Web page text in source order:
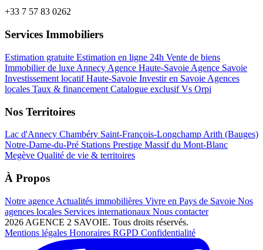
+33 7 57 83 0262
Services Immobiliers
Estimation gratuite Estimation en ligne 24h Vente de biens
Immobilier de luxe Annecy Agence Haute-Savoie Agence Savoie
Investissement locatif Haute-Savoie Investir en Savoie Agences
locales Taux & financement Catalogue exclusifVs Orpi
Nos Territoires
Lac d'Annecy Chambéry Saint-François-Longchamp Arith (Bauges)
Notre-Dame-du-Pré Stations Prestige Massif du Mont-Blanc
Megève Qualité de vie & territoires
À Propos
Notre agence Actualités immobilières Vivre en Pays de Savoie Nos
agences locales Services internationaux Nous contacter
2026 AGENCE 2 SAVOIE. Tous droits réservés.
Mentions légales Honoraires RGPD Confidentialité